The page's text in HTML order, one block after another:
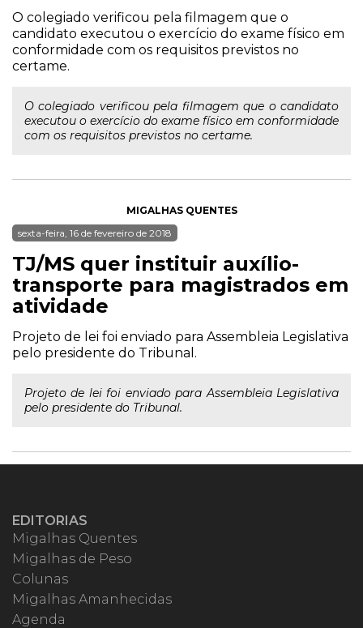
O colegiado verificou pela filmagem que o
candidato executou o exercício do exame físico em
conformidade com os requisitos previstos no
certame.
O colegiado verificou pela filmagem que o candidato
executou o exercício do exame físico em conformidade
com os requisitos previstos no certame.
MIGALHAS QUENTES
sexta-feira, 16 de fevereiro de 2018
TJ/MS quer instituir auxílio-
transporte para magistrados em
atividade
Projeto de lei foi enviado para Assembleia Legislativa
pelo presidente do Tribunal.
Projeto de lei foi enviado para Assembleia Legislativa
pelo presidente do Tribunal.
EDITORIAS
Migalhas Quentes
Migalhas de Peso
Colunas
Migalhas Amanhecidas
Agenda